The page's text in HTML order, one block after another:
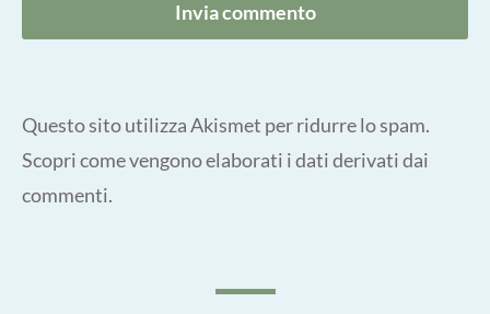
Questo sito utilizza Akismet per ridurre lo spam.
Scopri come vengono elaborati i dati derivati dai
commenti.